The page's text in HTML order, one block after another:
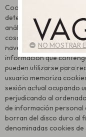
Cookie es un fichero
determinadas páginas
análogo. Las cookies
cosas, almacenar y
navegación de un usuario
información que
pueden utilizarse para
usuario memoriza
sesión actual ocupando
perjudicando al
de información personal
borran del disco duro al
denominadas cookies de
NO MOSTRAR